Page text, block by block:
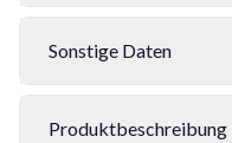
Sonstige Daten
Produktbeschreibung